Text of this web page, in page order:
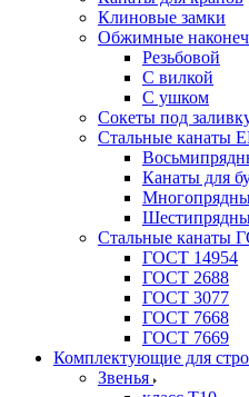
Клиновые замки
Обжимные
Резьбовой
С вилкой
С ушком
Сокеты под
Стальные канаты
Канаты для
Стальные канаты
ГОСТ 14954
ГОСТ 2688
ГОСТ 3077
ГОСТ 7668
ГОСТ 7669
Комплектующие для
Звенья